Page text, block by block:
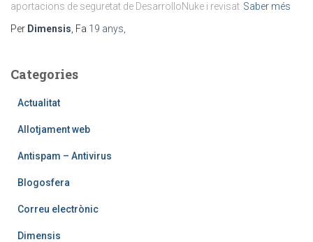
aportacions de seguretat de DesarrolloNuke i revisat Saber més
Per Dimensis , Fa 19 anys
Categories
Actualitat
Allotjament web
Antispam – Antivirus
Blogosfera
Correu electrònic
Dimensis